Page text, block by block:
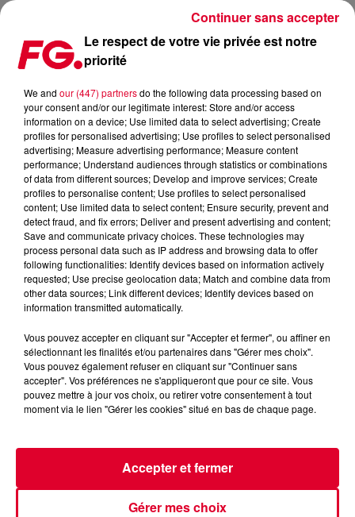
DANCE ONE MAINSTAGE : TIM CLARK
Le respect de votre vie privée est notre
priorité
We and our (447) partnersdo the following data processing based on
your consent and/or our legitimate interest: Store and/or access
information on a device; Use limited data to select advertising; Create
profiles for personalised advertising; Use profiles to select personalised
advertising; Measure advertising performance; Measure content
performance; Understand audiences through statistics or combinations
of data from different sources; Develop and improve services; Create
profiles to personalise content; Use profiles to select personalised
content; Use limited data to select content; Ensure security, prevent and
detect fraud, and fix errors; Deliver and present advertising and content;
Save and communicate privacy choices. These technologies may
process personal data such as IP address and browsing data to offer
following functionalities: Identify devices based on information actively
requested; Use precise geolocation data; Match and combine data from
other data sources; Link different devices; Identify devices based on
information transmitted automatically.
Vous pouvez accepter en cliquant sur "Accepter et fermer", ou affiner en
sélectionnant les finalités et/ou partenaires dans "Gérer mes choix".
Vous pouvez également refuser en cliquant sur "Continuer sans
accepter". Vos préférences ne s'appliqueront que pour ce site. Vous
pouvez mettre à jour vos choix, ou retirer votre consentement à tout
moment via le lien "Gérer les cookies" situé en bas de chaque page.
Gérer mes choix
Accepter et fermer
Continuer sans accepter